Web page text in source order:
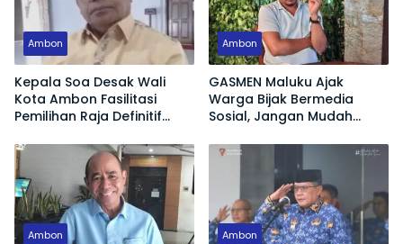
Ambon
Kepala Soa Desak Wali
Kota Ambon Fasilitasi
Pemilihan Raja Definitif
Ambon
GASMEN Maluku Ajak
Warga Bijak Bermedia
Sosial, Jangan Mudah
Ambon Ambon